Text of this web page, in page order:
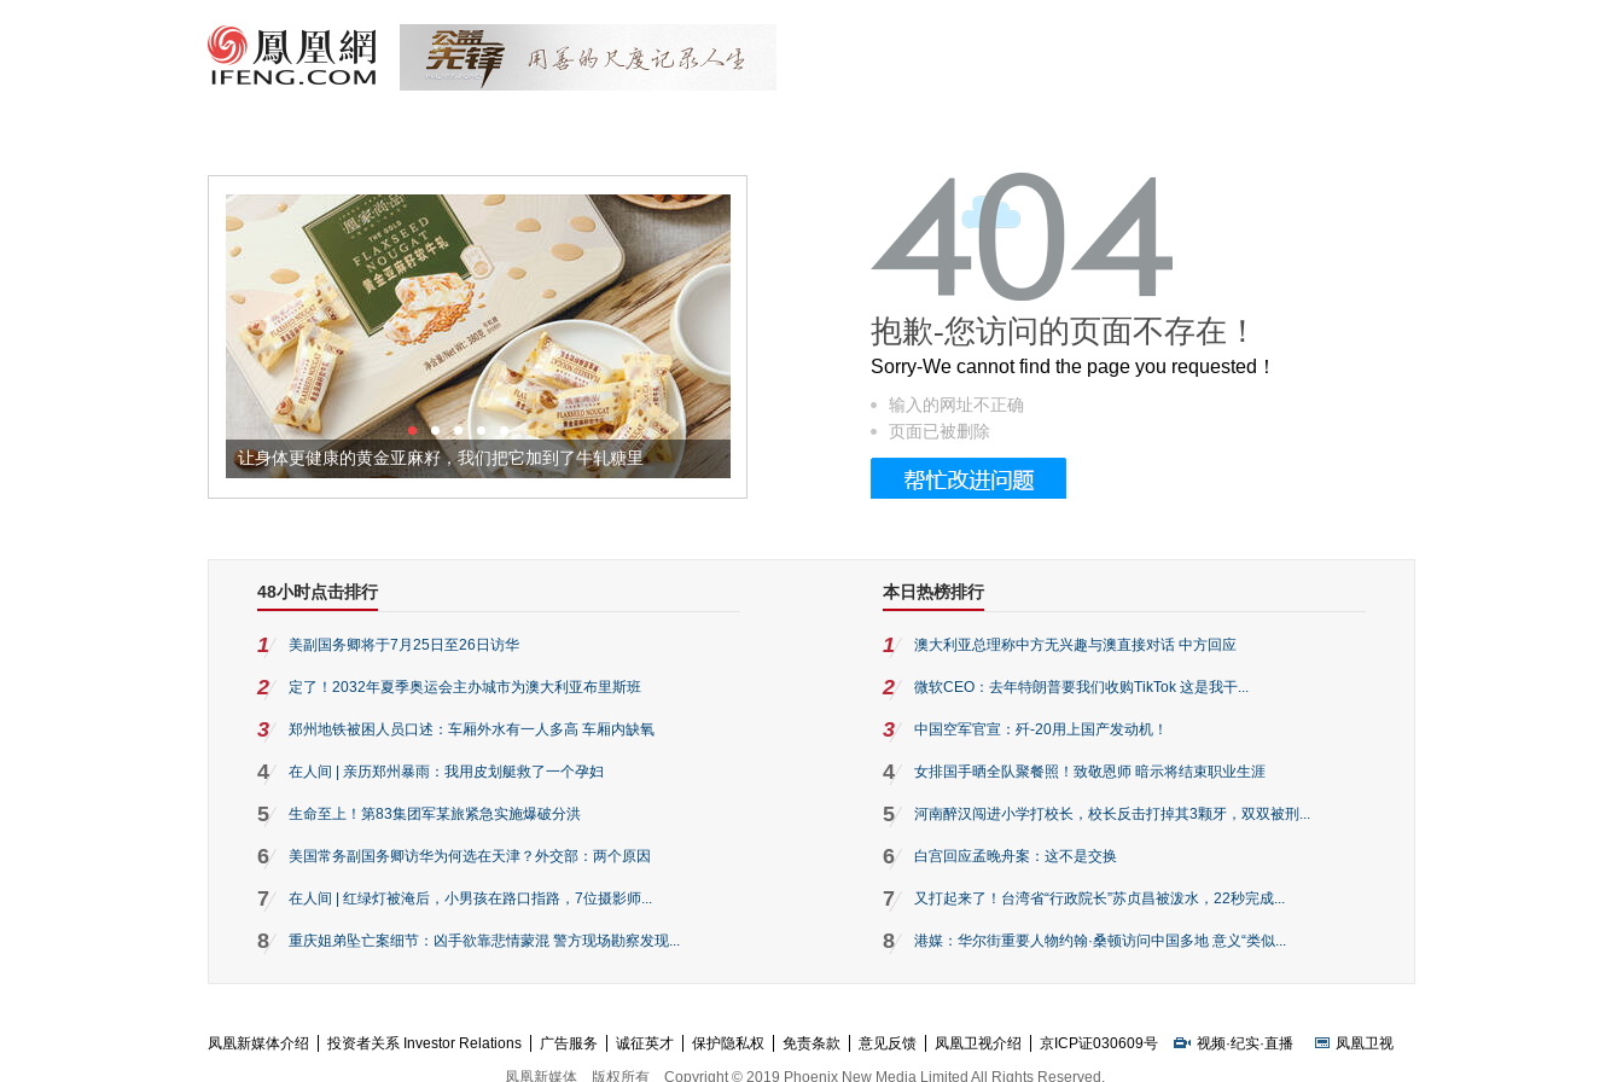
让身体更健康的黄金亚麻籽，我们把它加到了牛轧糖里 被列入佛家七宝的它到底有多美？
抱歉-您访问的页面不存在！
Sorry-We cannot find the page you requested！
输入的网址不正确
页面已被删除
48小时点击排行
1 美副国务卿将于7月25日至26日访华
2 定了！2032年夏季奥运会主办城市为澳大利亚布里斯班
3 郑州地铁被困人员口述：车厢外水有一人多高 车厢内缺氧
4 在人间 | 亲历郑州暴雨：我用皮划艇救了一个孕妇
5 生命至上！第83集团军某旅紧急实施爆破分洪
6 美国常务副国务卿访华为何选在天津？外交部：两个原因
7 在人间 | 红绿灯被淹后，小男孩在路口指路，7位摄影师...
8 重庆姐弟坠亡案细节：凶手欲靠悲情蒙混 警方现场勘察发现...
本日热榜排行
1 澳大利亚总理称中方无兴趣与澳直接对话 中方回应
2 微软CEO：去年特朗普要我们收购TikTok 这是我干...
3 中国空军官宣：歼-20用上国产发动机！
4 女排国手晒全队聚餐照！致敬恩师 暗示将结束职业生涯
5 河南醉汉闯进小学打校长，校长反击打掉其3颗牙，双双被刑...
6 白宫回应孟晚舟案：这不是交换
7 又打起来了！台湾省“行政院长”苏贞昌被泼水，22秒完成...
8 港媒：华尔街重要人物约翰·桑顿访问中国多地 意义“类似...
凤凰新媒体介绍 投资者关系 Investor Relations 广告服务 诚征英才 保护隐私权 免责条款 意见反馈 凤凰卫视介绍 京ICP证030609号 视频·纪实·直播
凤凰卫视
凤凰新媒体
版权所有 Copyright © 2019 Phoenix New Media Limited All Rights Reserved.